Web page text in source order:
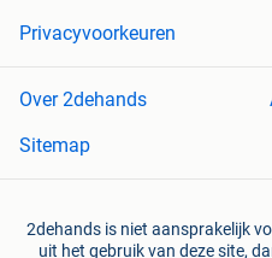
Privacyvoorkeuren
Over 2dehands
Sitemap
2dehands is niet aansprakelijk
uit het gebruik van deze site,